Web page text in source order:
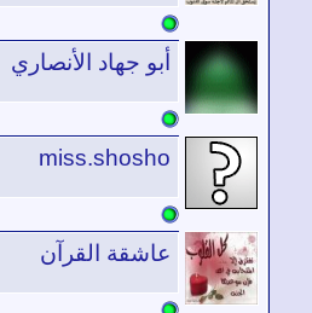
أبو جهاد الأنصاري
miss.shosho
عاشقة القرآن